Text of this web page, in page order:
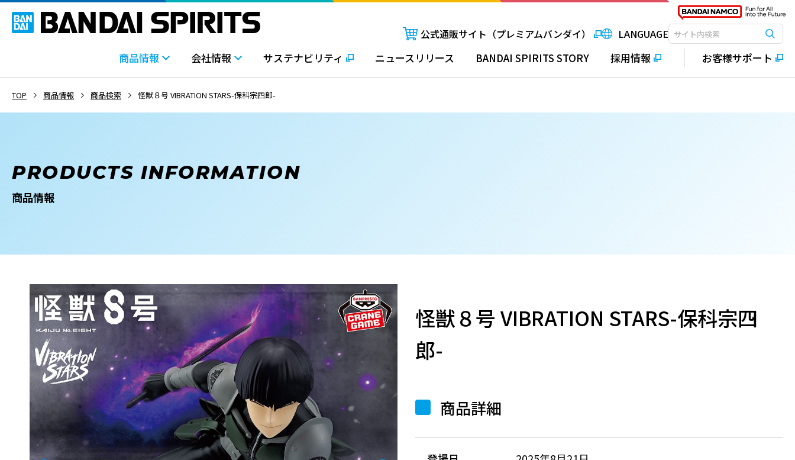
公式通販サイト（プレミアムバンダイ） LANGUAGE検索キーワード入力 検索
商品情報 会社情報 サステナビリティ ニュースリリース BANDAI SPIRITS STORY 採用情報 お客様サポート
TOP 商品情報 商品検索 怪獣８号 VIBRATION STARS-保科宗四郎-
PRODUCTS INFORMATION
商品情報
怪獣８号 VIBRATION STARS-保科宗四
郎-
商品詳細